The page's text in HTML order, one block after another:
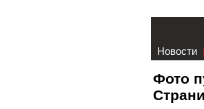
Новости |
Фото